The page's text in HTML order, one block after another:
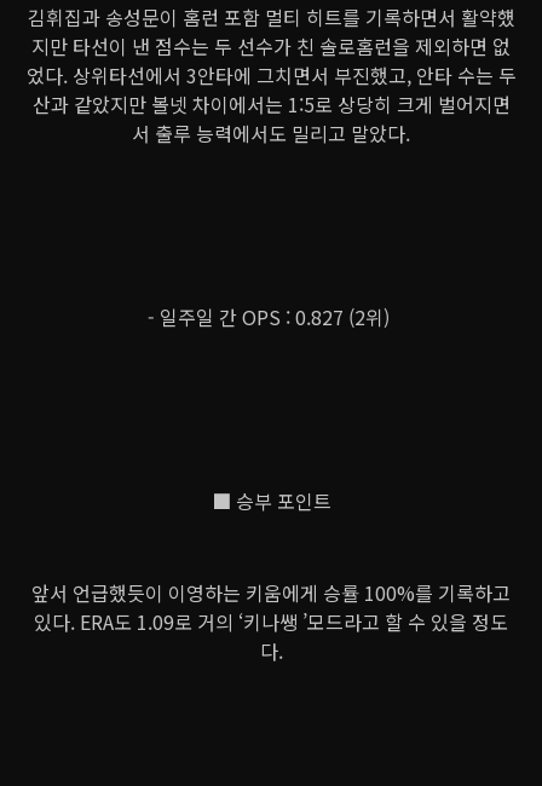
김휘집과 송성문이 홈런 포함 멀티 히트를 기록하면서 활약헀
지만 타선이 낸 점수는 두 선수가 친 솔로홈런을 제외하면 없
었다. 상위타선에서 3안타에 그치면서 부진했고, 안타 수는 두
산과 같았지만 볼넷 차이에서는 1:5로 상당히 크게 벌어지면
서 출루 능력에서도 밀리고 말았다.
- 일주일 간 OPS : 0.827 (2위)
■ 승부 포인트
앞서 언급했듯이 이영하는 키움에게 승률 100%를 기록하고
있다. ERA도 1.09로 거의 ‘키나쌩 ’모드라고 할 수 있을 정도
다.